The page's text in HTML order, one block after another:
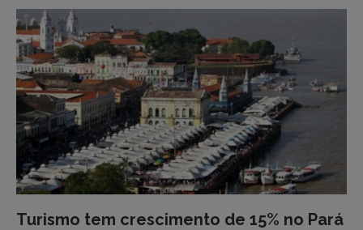
Turismo tem crescimento de 15% no Pará